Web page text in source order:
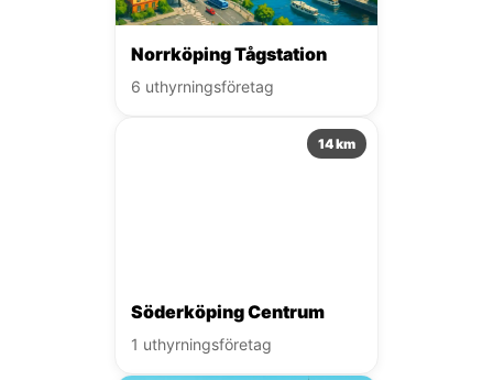
Norrköping Tågstation
6 uthyrningsföretag
14 km
Söderköping Centrum
1 uthyrningsföretag